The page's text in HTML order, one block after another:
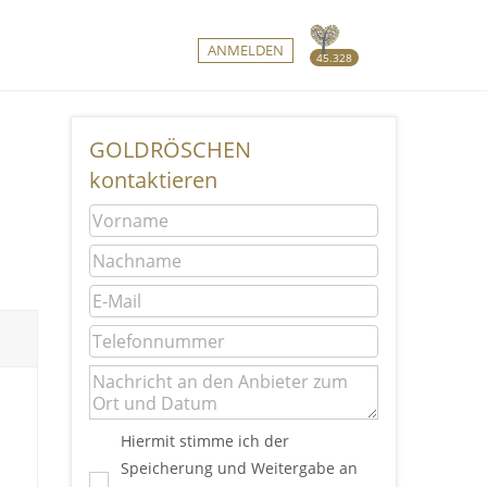
45.328
ANMELDEN
GOLDRÖSCHEN
kontaktieren
Hiermit stimme ich der
Speicherung und Weitergabe an